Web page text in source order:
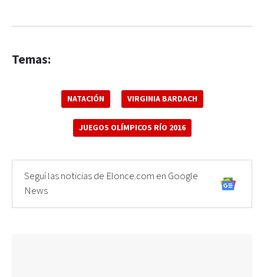
Temas:
NATACIÓN VIRGINIA BARDACH
JUEGOS OLÍMPICOS RÍO 2016
Seguí las noticias de Elonce.com en Google
News